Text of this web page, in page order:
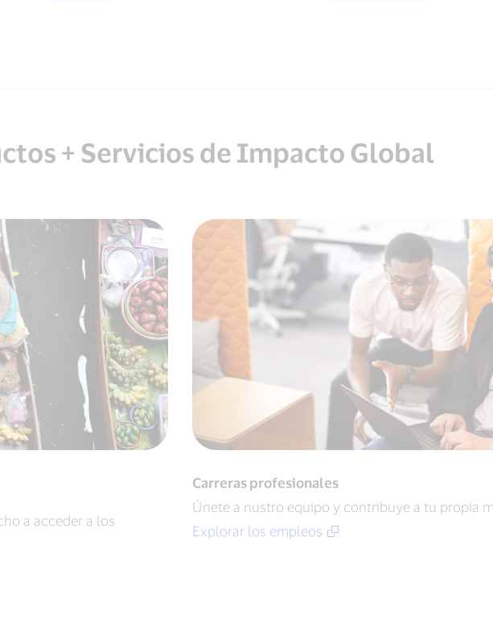
+ Servicios de Impacto Global
a acceder a los
Carreras profesionales
Únete a nustro equipo y contribuye a tu propia
Explorar los empleos